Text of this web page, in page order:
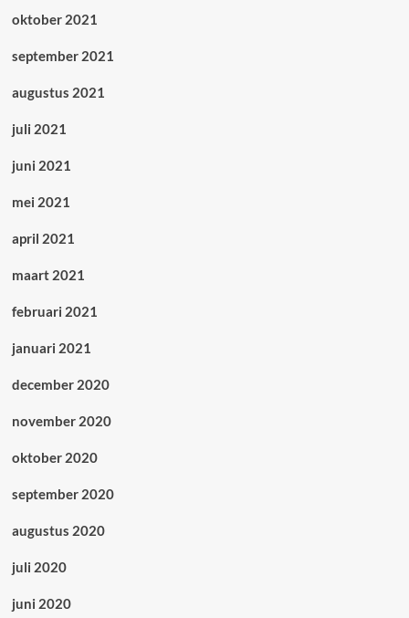
oktober 2021
september 2021
augustus 2021
juli 2021
juni 2021
mei 2021
april 2021
maart 2021
februari 2021
januari 2021
december 2020
november 2020
oktober 2020
september 2020
augustus 2020
juli 2020
juni 2020